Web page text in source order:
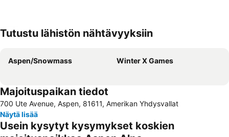
Tutustu lähistön nähtävyyksiin
Aspen/Snowmass Winter X Games
Majoituspaikan tiedot
700 Ute Avenue, Aspen, 81611, Amerikan Yhdysvallat
Näytä lisää
Usein kysytyt kysymykset koskien